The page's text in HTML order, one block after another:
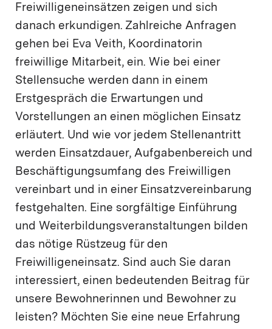
Freiwilligeneinsätzen zeigen und sich
danach erkundigen. Zahlreiche Anfragen
gehen bei Eva Veith, Koordinatorin
freiwillige Mitarbeit, ein. Wie bei einer
Stellensuche werden dann in einem
Erstgespräch die Erwartungen und
Vorstellungen an einen möglichen Einsatz
erläutert. Und wie vor jedem Stellenantritt
werden Einsatzdauer, Aufgabenbereich und
Beschäftigungsumfang des Freiwilligen
vereinbart und in einer Einsatzvereinbarung
festgehalten. Eine sorgfältige Einführung
und Weiterbildungsveranstaltungen bilden
das nötige Rüstzeug für den
Freiwilligeneinsatz. Sind auch Sie daran
interessiert, einen bedeutenden Beitrag für
unsere Bewohnerinnen und Bewohner zu
leisten? Möchten Sie eine neue Erfahrung